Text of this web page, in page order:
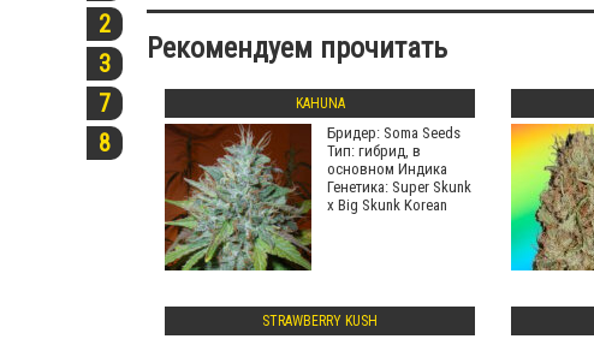
2
3
7
8
Рекомендуем прочитать
KAHUNA
Бридер: Soma Seeds
Тип: гибрид, в
основном Индика
Генетика: Super Skunk
x Big Skunk Korean
STRAWBERRY KUSH